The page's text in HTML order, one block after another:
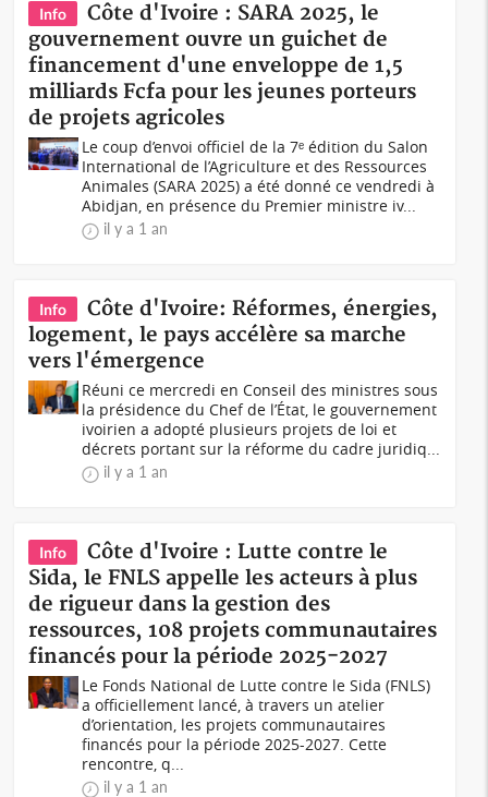
Info
Côte d'Ivoire : SARA 2025, le
gouvernement ouvre un guichet de
financement d'une enveloppe de 1,5
milliards Fcfa pour les jeunes porteurs
de projets agricoles
Le coup d’envoi officiel de la 7ᵉ édition du Salon
International de l’Agriculture et des Ressources
Animales (SARA 2025) a été donné ce vendredi à
Abidjan, en présence du Premier ministre iv...
il y a 1 an
Info
Côte d'Ivoire: Réformes, énergies,
logement, le pays accélère sa marche
vers l'émergence
Réuni ce mercredi en Conseil des ministres sous
la présidence du Chef de l’État, le gouvernement
ivoirien a adopté plusieurs projets de loi et
décrets portant sur la réforme du cadre juridiq...
il y a 1 an
Info
Côte d'Ivoire : Lutte contre le
Sida, le FNLS appelle les acteurs à plus
de rigueur dans la gestion des
ressources, 108 projets communautaires
financés pour la période 2025-2027
Le Fonds National de Lutte contre le Sida (FNLS)
a officiellement lancé, à travers un atelier
d’orientation, les projets communautaires
financés pour la période 2025-2027. Cette
rencontre, q...
il y a 1 an